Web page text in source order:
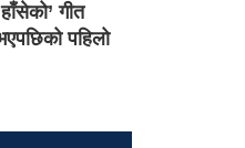
गीत
पहिलो